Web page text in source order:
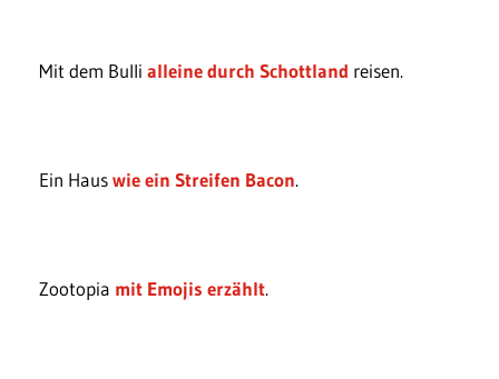
Mit dem Bulli alleine durch Schottland reisen.
Ein Hauswie ein Streifen Bacon.
Zootopia mit Emojis erzählt.